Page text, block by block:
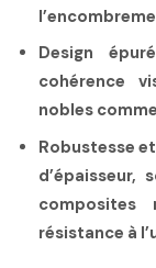
Design
cohérence
nobles
Robustesse
d’épaisseur,
composites
résistance à